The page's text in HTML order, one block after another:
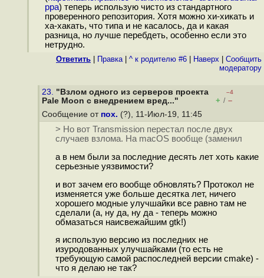
ppa) теперь использую чисто из стандартного
проверенного репозитория. Хотя можно хи-хикать и
ха-хакать, что типа и не касалось, да и какая
разница, но лучше перебдеть, особенно если это
нетрудно.
Ответить Правка| ^ к родителю #6 Наверх
Cообщить
модератору
23. "Взлом одного из серверов проекта
Pale Moon с внедрением вред..."
–4
+ / –
Сообщение от пох. (?), 11-Июл-19, 11:45
> Но вот Transmission перестал после двух
случаев взлома. На macOS вообще (заменил
а в нем были за последние десять лет хоть какие
серьезные уязвимости?
и вот зачем его вообще обновлять? Протокол не
изменяется уже больше десятка лет, ничего
хорошего модные улучшайки все равно там не
сделали (а, ну да, ну да - теперь можно
обмазаться наисвежайшим gtk!)
я использую версию из последних не
изуродованных улучшайками (то есть не
требующую самой распоследней версии cmake) -
что я делаю не так?